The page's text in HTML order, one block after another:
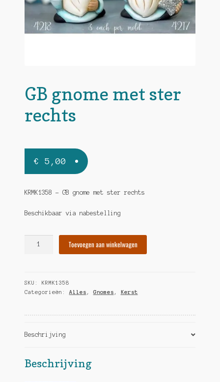
GB gnome met ster
rechts
€ 5,00
KRMK1358 – GB gnome met ster rechts
Beschikbaar via nabestelling
rechts
hoeveelheid
Toevoegen aan winkelwagen
SKU: KRMK1358
Categorieën: Alles ,Gnomes , Kerst
Beschrijving
Beschrijving